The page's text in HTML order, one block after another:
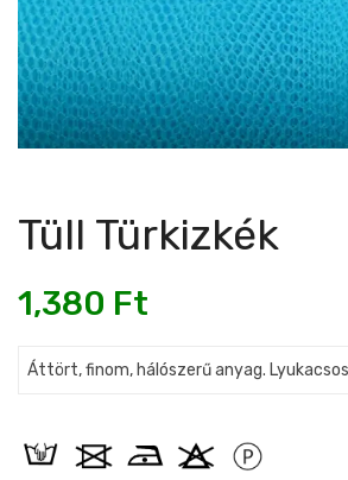
Tüll Türkizkék
1,380 Ft
Áttört, finom, hálószerű anyag.